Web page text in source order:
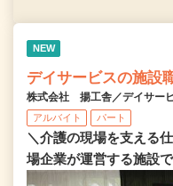
NEW
デイサービスの施設
株式会社 揚工舎／デイサー
アルバイト パート
＼介護の現場を支える
場企業が運営する施設